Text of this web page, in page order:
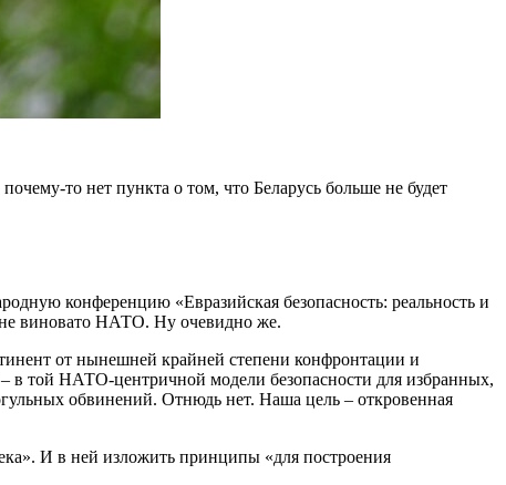
то нет пункта о том, что Беларусь больше не будет
конференцию «Евразийская безопасность: реальность и
виновато НАТО. Ну очевидно же.
от нынешней крайней степени конфронтации и
той НАТО-центричной модели безопасности для избранных,
обвинений. Отнюдь нет. Наша цель – откровенная
И в ней изложить принципы «для построения